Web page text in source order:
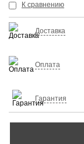
К сравнению
Доставка
Оплата
Гарантия